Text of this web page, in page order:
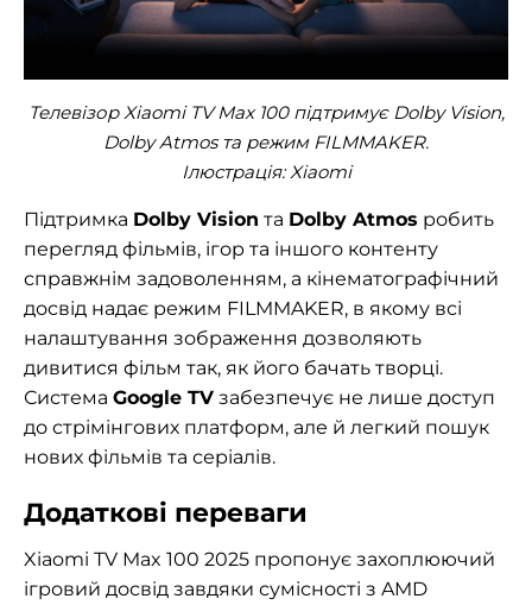
Телевізор Xiaomi TV Max 100 підтримує Dolby Vision,
Dolby Atmos та режим FILMMAKER.
Ілюстрація: Xiaomi
Підтримка Dolby Vision та Dolby Atmos робить
перегляд фільмів, ігор та іншого контенту
справжнім задоволенням, а кінематографічний
досвід надає режим FILMMAKER, в якому всі
налаштування зображення дозволяють
дивитися фільм так, як його бачать творці.
Система Google TV забезпечує не лише доступ
до стрімінгових платформ, але й легкий пошук
нових фільмів та серіалів.
Додаткові переваги
Xiaomi TV Max 100 2025 пропонує захоплюючий
ігровий досвід завдяки сумісності з AMD